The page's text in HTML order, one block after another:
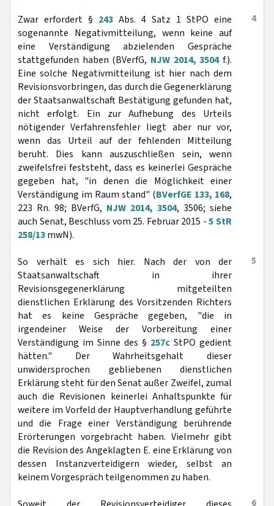
4
Zwar erfordert § 243 Abs. 4 Satz 1 StPO eine
sogenannte Negativmitteilung, wenn keine auf
eine Verständigung abzielenden Gespräche
stattgefunden haben (BVerfG, NJW 2014, 3504f.).
Eine solche Negativmitteilung ist hier nach dem
Revisionsvorbringen, das durch die Gegenerklärung
der Staatsanwaltschaft Bestätigung gefunden hat,
nicht erfolgt. Ein zur Aufhebung des Urteils
nötigender Verfahrensfehler liegt aber nur vor,
wenn das Urteil auf der fehlenden Mitteilung
beruht. Dies kann auszuschließen sein, wenn
zweifelsfrei feststeht, dass es keinerlei Gespräche
gegeben hat, "in denen die Möglichkeit einer
Verständigung im Raum stand" (BVerfGE 133, 168,
223 Rn. 98; BVerfG, NJW 2014, 3504, 3506; siehe
auch Senat, Beschluss vom 25. Februar 2015 -5 StR
258/13mwN).
5
So verhält es sich hier. Nach der von der
Staatsanwaltschaft in ihrer
Revisionsgegenerklärung mitgeteilten
dienstlichen Erklärung des Vorsitzenden Richters
hat es keine Gespräche gegeben, "die in
irgendeiner Weise der Vorbereitung einer
Verständigung im Sinne des § 257c StPO gedient
hätten." Der Wahrheitsgehalt dieser
unwidersprochen gebliebenen dienstlichen
Erklärung steht für den Senat außer Zweifel, zumal
auch die Revisionen keinerlei Anhaltspunkte für
weitere im Vorfeld der Hauptverhandlung geführte
und die Frage einer Verständigung berührende
Erörterungen vorgebracht haben. Vielmehr gibt
die Revision des Angeklagten E. eine Erklärung von
dessen Instanzverteidigern wieder, selbst an
keinem Vorgespräch teilgenommen zu haben.
6